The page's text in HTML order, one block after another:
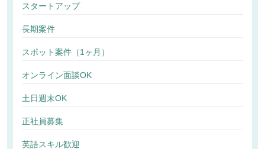
スタートアップ
長期案件
スポット案件（1ヶ月）
オンライン面談OK
土日週末OK
正社員募集
英語スキル歓迎